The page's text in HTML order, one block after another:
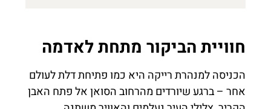
חוויית הביקור מתחת לאדמה
הכניסה למנהרת רייקה היא כמו פתיחת דלת לעולם
אחר – ברגע שיורדים מהרחוב הסואן אל פתח האבן